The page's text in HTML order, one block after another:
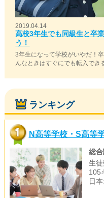
2019.04.14
高校3年生でも同級生と卒
う！
3年生になって学校がいやだ！
んなときはすぐにでも転入でき
ランキング
N高等学校・S高等
総
生
105
日